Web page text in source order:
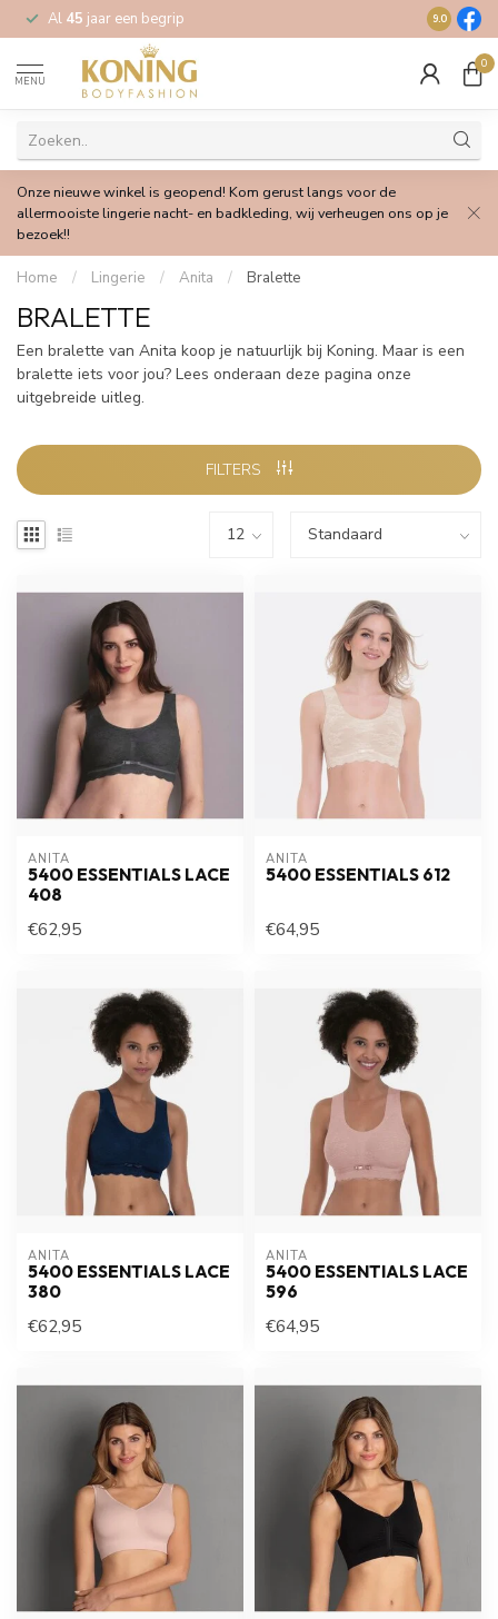
Al 45 jaar een begrip Gratis
9.0
MENU
0
Onze nieuwe winkel is geopend! Kom gerust langs voor de
allermooiste lingerie nacht- en badkleding, wij verheugen ons op je
bezoek!!
Home / Lingerie / Anita / Bralette
BRALETTE
Een bralette van Anita koop je natuurlijk bij Koning. Maar is een
bralette iets voor jou? Lees onderaan deze pagina onze
uitgebreide uitleg.
FILTERS
ANITA
5400 ESSENTIALS LACE
408
€62,95
ANITA
5400 ESSENTIALS 612
€64,95
ANITA
5400 ESSENTIALS LACE
380
€62,95
ANITA
5400 ESSENTIALS LACE
596
€64,95